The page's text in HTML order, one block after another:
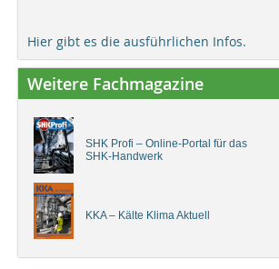
Hier gibt es die ausführlichen Infos.
Weitere Fachmagazine
SHK Profi – Online-Portal für das
SHK-Handwerk
KKA – Kälte Klima Aktuell